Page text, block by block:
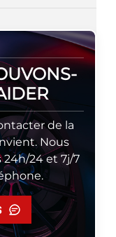
de la
Nous
24 et 7j/7